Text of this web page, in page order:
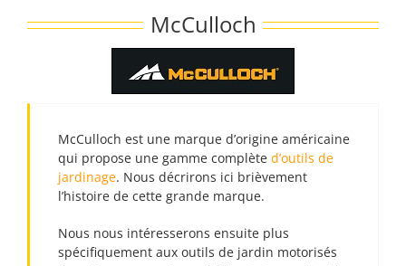
McCulloch
McCulloch est une marque d’origine américaine
qui propose une gamme complète d’outils de
jardinage. Nous décrirons ici brièvement
l’histoire de cette grande marque.
Nous nous intéresserons ensuite plus
spécifiquement aux outils de jardin motorisés